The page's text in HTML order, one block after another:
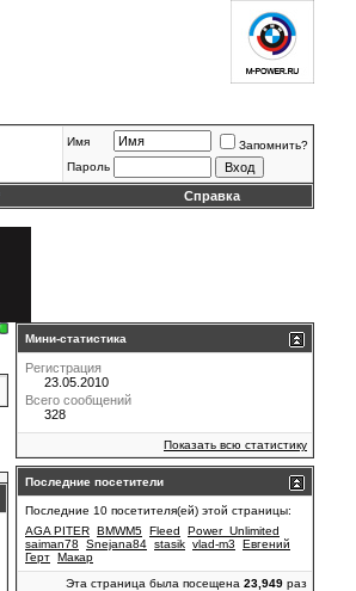
Имя
Запомнить?
Пароль
Справка
Мини-статистика
Регистрация
23.05.2010
Всего сообщений
328
Показать всю статистику
Последние посетители
Последние 10 посетителя(ей) этой страницы:
AGA PITER BMWM5 Fleed
Power_Unlimited
saiman78
Snejana84 stasik vlad-m3
Евгений
Герт Макар
Эта страница была посещена 23,949 раз